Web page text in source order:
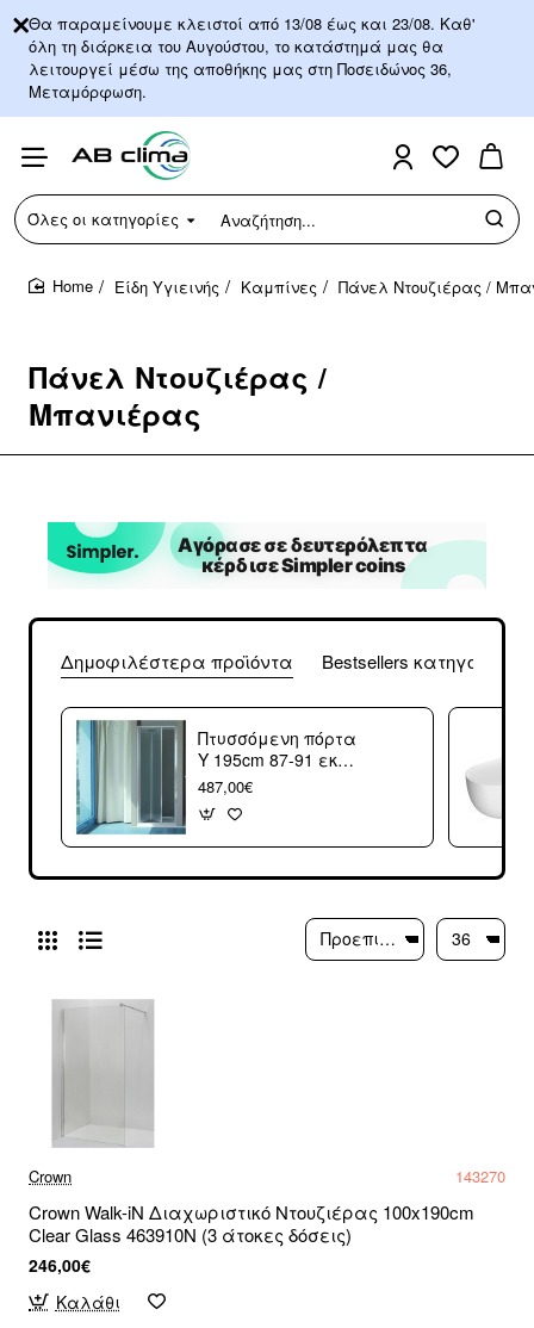
Θα παραμείνουμε κλειστοί από 13/08 έως και 23/08. Καθ'
όλη τη διάρκεια του Αυγούστου, το κατάστημά μας θα
λειτουργεί μέσω της αποθήκης μας στη Ποσειδώνος 36,
Μεταμόρφωση.
Όλες οι κατηγορίες
Αναζήτηση...
Πάνελ Ντουζιέρας /
Μπανιέρας
Είδη Υγιεινής Καμπίνες Πάνελ Ντουζιέρας /
Δημοφιλέστερα προϊόντα Bestsellers κατηγορίας
Πτυσσόμενη πόρτα
Υ 195cm 87-91 εκ
Inda 385524 (3
άτοκες δόσεις)
487,00€
Crown 143270
Crown Walk-iN Διαχωριστικό Ντουζιέρας 100x190cm
Clear Glass 463910N (3 άτοκες δόσεις)
246,00€
Καλάθι